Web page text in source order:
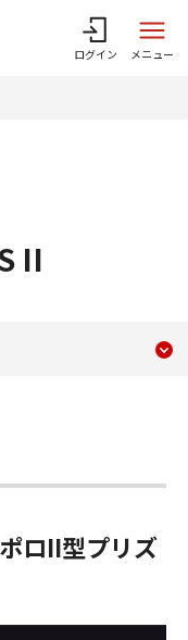
ログイン メニュー
II
ロII型プリズ